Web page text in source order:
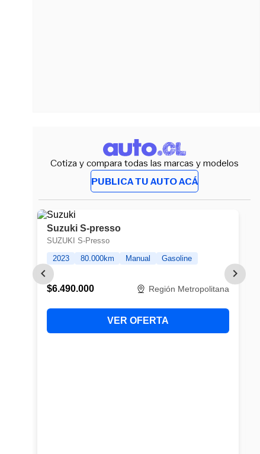
Cotiza y compara todas las marcas y modelos
PUBLICA TU AUTO ACÁ